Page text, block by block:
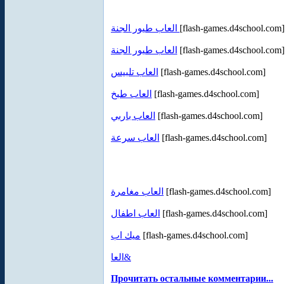
[flash-games.d4school.com]
العاب طيور الجنة [flash-games.d4school.com]
العاب تلبيس [flash-games.d4school.com]
العاب طبخ [flash-games.d4school.com]
العاب باربي [flash-games.d4school.com]
العاب سرعة [flash-games.d4school.com]
العاب مغامرة [flash-games.d4school.com]
العاب اطفال [flash-games.d4school.com]
ميك اب [flash-games.d4school.com]
العا&
Прочитать остальные комментарии...